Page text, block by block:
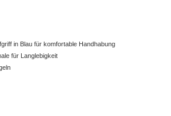
in Blau für komfortable Handhabung
für Langlebigkeit